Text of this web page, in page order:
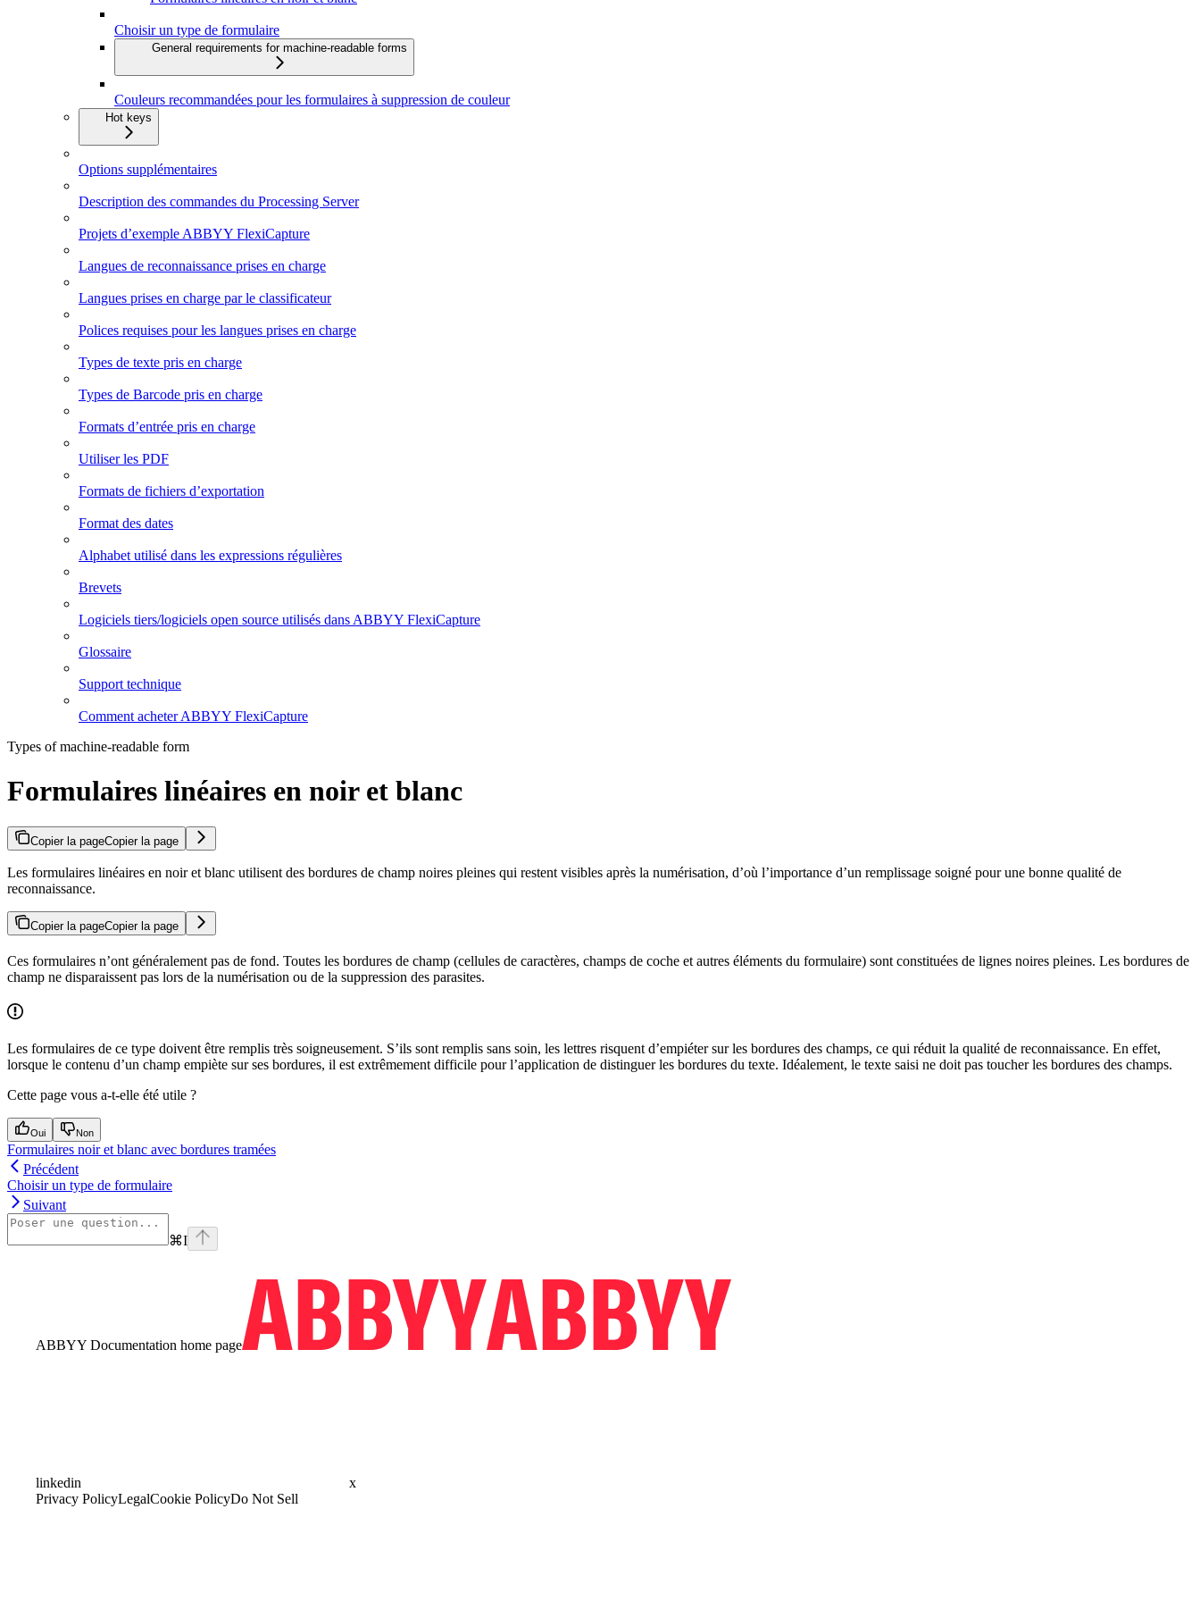
Choisir un type de formulaire
General requirements for machine-readable forms
Couleurs recommandées pour les formulaires à suppression de couleur
Hot keys
Options supplémentaires
Description des commandes du Processing Server
Projets d’exemple ABBYY FlexiCapture
Langues de reconnaissance prises en charge
Langues prises en charge par le classificateur
Polices requises pour les langues prises en charge
Types de texte pris en charge
Types de Barcode pris en charge
Formats d’entrée pris en charge
Utiliser les PDF
Formats de fichiers d’exportation
Format des dates
Alphabet utilisé dans les expressions régulières
Brevets
Logiciels tiers/logiciels open source utilisés dans ABBYY FlexiCapture
Glossaire
Support technique
Comment acheter ABBYY FlexiCapture
Types of machine-readable form
Formulaires linéaires en noir et blanc
Copier la pageCopier la page
Les formulaires linéaires en noir et blanc utilisent des bordures de champ noires pleines qui restent visibles après la numérisation, d’où l’importance d’un remplissage soigné pour une bonne qualité de
reconnaissance.
Copier la pageCopier la page
Ces formulaires n’ont généralement pas de fond. Toutes les bordures de champ (cellules de caractères, champs de coche et autres éléments du formulaire) sont constituées de lignes noires pleines. Les bordures de
champ ne disparaissent pas lors de la numérisation ou de la suppression des parasites.
Les formulaires de ce type doivent être remplis très soigneusement. S’ils sont remplis sans soin, les lettres risquent d’empiéter sur les bordures des champs, ce qui réduit la qualité de reconnaissance. En effet,
lorsque le contenu d’un champ empiète sur ses bordures, il est extrêmement difficile pour l’application de distinguer les bordures du texte. Idéalement, le texte saisi ne doit pas toucher les bordures des champs.
Cette page vous a-t-elle été utile ?
Oui Non
Formulaires noir et blanc avec bordures tramées
Précédent
Choisir un type de formulaire
Suivant
⌘I
ABBYY Documentation home page
linkedin
x
Privacy PolicyLegalCookie PolicyDo Not Sell